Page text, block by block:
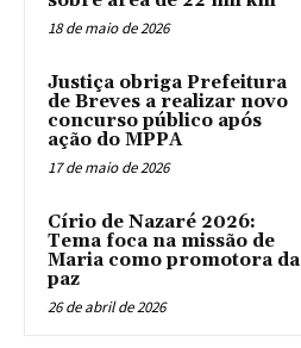
18 de maio de 2026
Justiça obriga Prefeitura
de Breves a realizar novo
concurso público após
ação do MPPA
17 de maio de 2026
Círio de Nazaré 2026:
Tema foca na missão de
Maria como promotora da
paz
26 de abril de 2026